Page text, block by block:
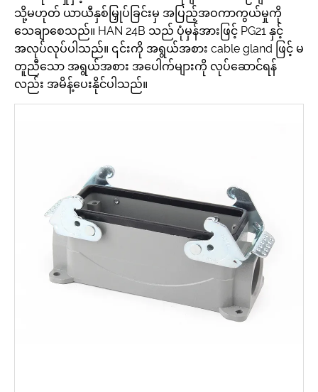
သို့မဟုတ် ယာယီနှစ်မြှုပ်ခြင်းမှ အပြည့်အဝကာကွယ်မှုကို
သေချာစေသည်။ HAN 24B သည် ပုံမှန်အားဖြင့် PG21 နှင့်
အလုပ်လုပ်ပါသည်။ ၎င်းကို အရွယ်အစား cable gland ဖြင့် မ
တူညီသော အရွယ်အစား အပေါက်များကို လုပ်ဆောင်ရန်
လည်း အမိန့်ပေးနိုင်ပါသည်။